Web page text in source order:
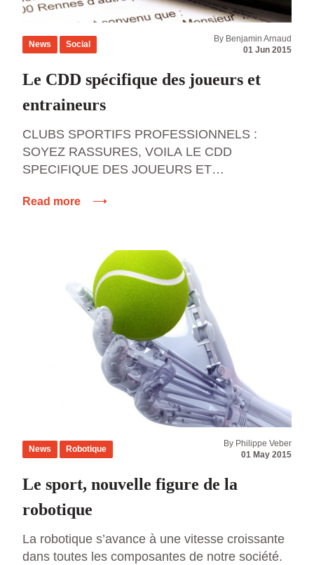
News Social
By Benjamin Arnaud
01 Jun 2015
Le CDD spécifique des joueurs et
entraineurs
CLUBS SPORTIFS PROFESSIONNELS :
SOYEZ RASSURES, VOILA LE CDD
SPECIFIQUE DES JOUEURS ET
la Cour de cassation qui pourrait mettre à mal la
entraineurs (Arrêt Padovani, 17 décembre
2014), voire les joueurs, […]
Read more
News Robotique
By Philippe Veber
01 May 2015
Le sport, nouvelle figure de la
robotique
La robotique s’avance à une vitesse croissante
dans toutes les composantes de notre société.